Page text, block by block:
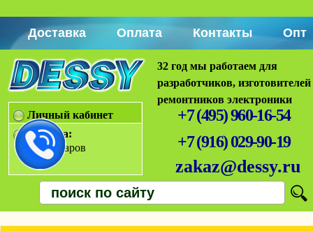
Доставка Оплата Контакты Опт
32 год мы работаем для
разработчиков,
ремонтников электроники
+7 (495) 960-16-54
+7 (916) 029-90-19
zakaz@dessy.ru
Личный кабинет
Корзина:
Нет товаров